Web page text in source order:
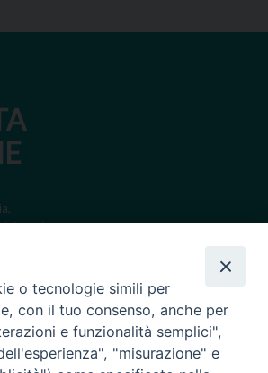
o tecnologie simili per
con il tuo consenso, anche per
e funzionalità semplici",
"misurazione" e